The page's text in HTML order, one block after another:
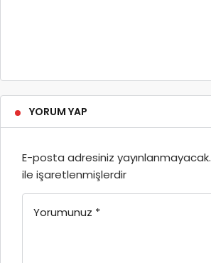
YORUM YAP
E-posta adresiniz yayınlanmayacak.
ile işaretlenmişlerdir
Yorumunuz *